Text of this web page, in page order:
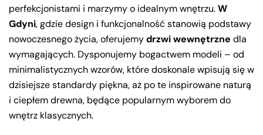
perfekcjonistami i marzymy o idealnym wnętrzu.W
Gdyni, gdzie design i funkcjonalność stanowią podstawy
nowoczesnego życia, oferujemydrzwi wewnętrzne dla
wymagających. Dysponujemy bogactwem modeli – od
minimalistycznych wzorów, które doskonale wpisują się w
dzisiejsze standardy piękna, aż po te inspirowane naturą
i ciepłem drewna, będące popularnym wyborem do
wnętrz klasycznych.